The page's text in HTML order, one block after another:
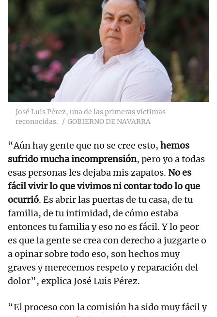
José Luis Pérez, una de las primeras víctimas
reconocidas.
GOBIERNO DE NAVARRA
“Aún hay gente que no se cree esto, hemos
sufrido mucha incomprensión, pero yo a todas
esas personas les dejaba mis zapatos. No es
fácil vivir lo que vivimos ni contar todo lo que
ocurrió. Es abrir las puertas de tu casa, de tu
familia, de tu intimidad, de cómo estaba
entonces tu familia y eso no es fácil. Y lo peor
es que la gente se crea con derecho a juzgarte o
a opinar sobre todo eso, son hechos muy
graves y merecemos respeto y reparación del
dolor”, explica José Luis Pérez.
“El proceso con la comisión ha sido muy fácil y